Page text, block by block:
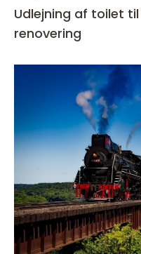
Udlejning af toilet
renovering